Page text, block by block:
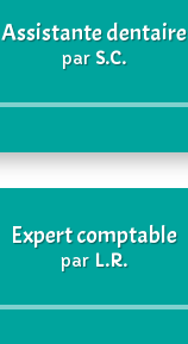
Assistante dentaire
par S.C.
Lecteur
Expert comptable
par L.R.
Lecteur